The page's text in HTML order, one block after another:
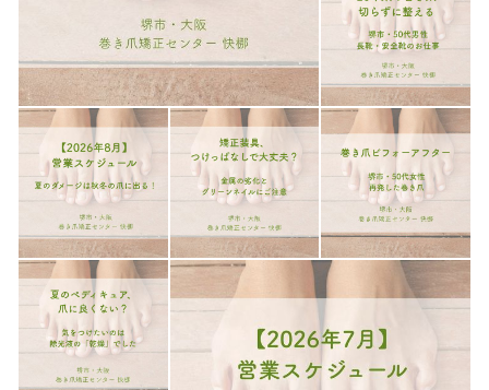
て、安全性、耐久性、柔軟性を兼ね備えた素材なので安心
★施術費用が安く済む！
従来の矯正法は、何回も何回も繰り返しの通院が必要でし
たが、当院の矯正法は軽度、中等度の場合、平均で２～３
回で矯正可能です。従来の矯正法に比べ、一回当たりの施
術費用は割高な感じがしますが、実際は短期間で矯正する
事が可能なため、トータルすると施術費用は今までの巻き
爪矯正法より安く済みます。
※回数は爪の状態により異なる場合があります。
※巻き爪周囲の化膿や炎症等の異常が認められる場合はお
断りする場合もございます。
★納得の問診、説明！
患者様の巻いている爪の状態を確認、説明し納得していた